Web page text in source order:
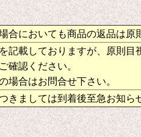
合においても商品の返品は原
記載しておりますが、原則目
確認ください。
場合はお問合せ下さい。
きましては到着後至急お知ら